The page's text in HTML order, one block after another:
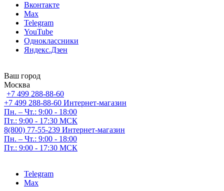
Вконтакте
Max
Telegram
YouTube
Одноклассники
Яндекс.Дзен
Ваш город
Москва
+7 499 288-88-60
+7 499 288-88-60 Интернет-магазин
Пн. – Чт.: 9:00 - 18:00
Пт.: 9:00 - 17:30 МСК
8(800) 77-55-239 Интернет-магазин
Пн. – Чт.: 9:00 - 18:00
Пт.: 9:00 - 17:30 МСК
Telegram
Max